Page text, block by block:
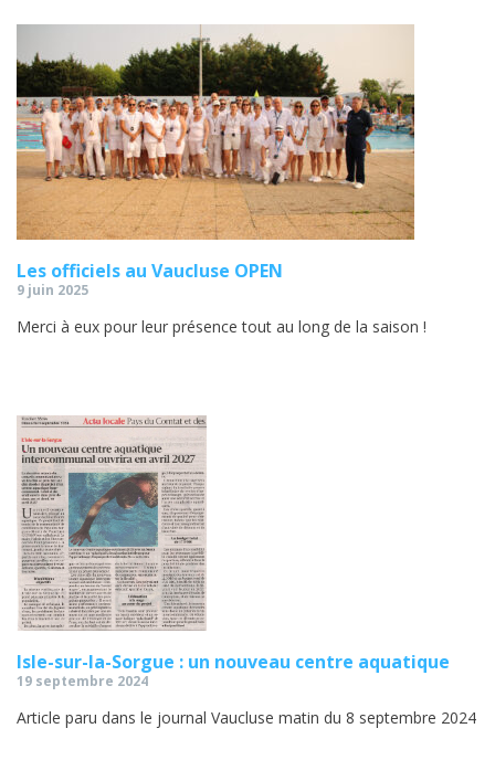
Les officiels au Vaucluse OPEN
9 juin 2025
Merci à eux pour leur présence tout au long de la saison !
Isle-sur-la-Sorgue : un nouveau centre aquatique
19 septembre 2024
Article paru dans le journal Vaucluse matin du 8 septembre 2024